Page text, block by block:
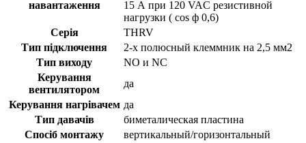
навантаження
15 А при 120 VAC резистивной
нагрузки ( cos ф 0,6)
Серія
THRV
Тип підключення
2-х полюсный клеммник на 2,5 мм2
Тип виходу
NO и NC
Керування
вентилятором
да
Керування нагрівачем да
Тип давачів
биметалическая пластина
Спосіб монтажу
вертикальный/горизонтальный